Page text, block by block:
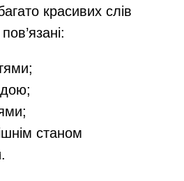
красивих слів
станом